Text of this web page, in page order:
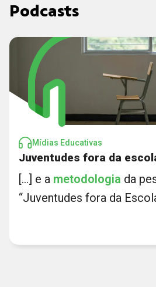
Podcasts
Mídias Educativas
Juventudes fora da
[...] e a metodologia da
“Juventudes fora da